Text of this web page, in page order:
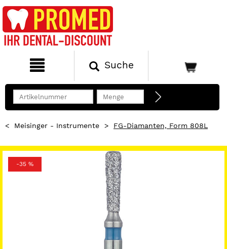
Suche
< Meisinger - Instrumente > FG-Diamanten, Form 808L
-35 %